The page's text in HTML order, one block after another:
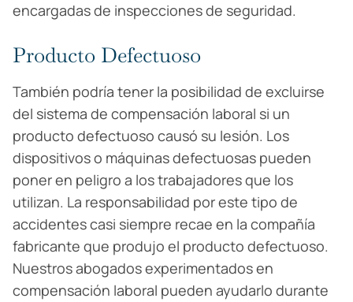
encargadas de inspecciones de seguridad.
Producto Defectuoso
También podría tener la posibilidad de excluirse
del sistema de compensación laboral si un
producto defectuoso causó su lesión. Los
dispositivos o máquinas defectuosas pueden
poner en peligro a los trabajadores que los
utilizan. La responsabilidad por este tipo de
accidentes casi siempre recae en la compañía
fabricante que produjo el producto defectuoso.
Nuestros abogados experimentados en
compensación laboral pueden ayudarlo durante